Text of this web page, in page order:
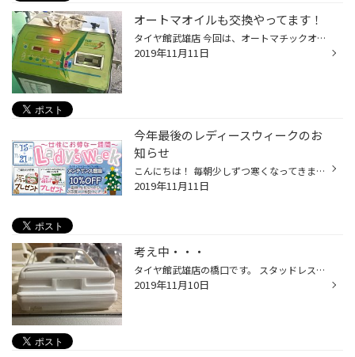
オートマオイルも交換やってます！
タイヤ館武雄店 今回は、オートマチックオイルです。 専用の機械で、汚れ具合や 交換できるか判断できます。 診断具合はレッドなんで 交換が必要です。 今回は、日産のXトレイルです グリーンまで８Ｌ使って 綺麗な状態になりました。 過走行の場合は 交換できない時があります。 診断だけでもお気...
2019年11月11日
今年最後のレディースウィークのお
知らせ
こんにちは！ 毎朝少しずつ寒くなってきましたね(+_+) 今年もあと1か月ちょっと．．．早いですね なんだか寂しくなってきました(´;ω;｀) さて、2019年を飾るのは、レディースウィーク♪ 今年最後の”最後””の『レディースウィーク』が １１月１５日から１１月２１日まで開催いたします。 今回の粗品は...
2019年11月11日
考え中・・・
タイヤ館武雄店の橋口です。 スタッドレスタイヤの履き替え ボチボチ増えてきてます。 早めの準備は良い事です。 さてさて、Ｙ 31シーマ 今日はリアスポイラーなんですが こんなヤツや こんなヤツ どれにするか考え中です スポイラー一つで 車の感じってガラリと変わりますからね どうしよう・・・ ...
2019年11月10日